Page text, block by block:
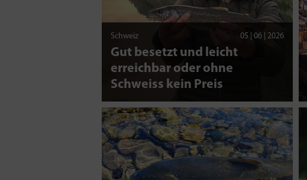
Schweiz 05 | 06 | 2026
Gut besetzt und leicht
erreichbar oder ohne
Schweiss kein Preis